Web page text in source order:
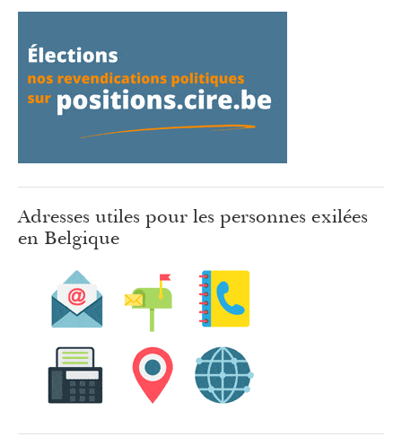
Adresses utiles pour les personnes exilées
en Belgique